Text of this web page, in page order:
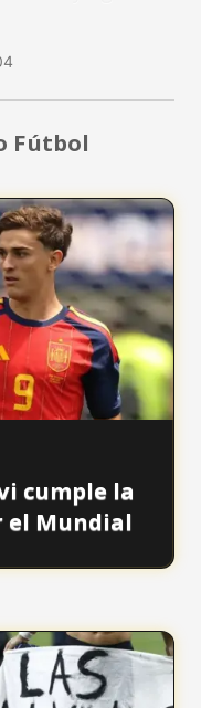
Fútbol
cumple la
el Mundial